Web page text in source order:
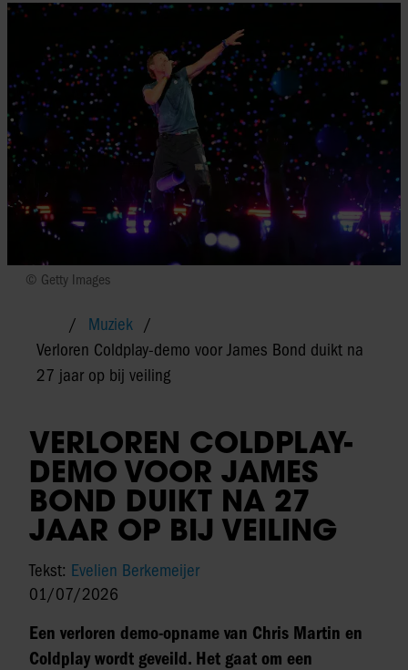
© Getty Images
Muziek
Verloren Coldplay-demo voor James Bond duikt na
27 jaar op bij veiling
VERLOREN COLDPLAY-
DEMO VOOR JAMES
BOND DUIKT NA 27
JAAR OP BIJ VEILING
Tekst: Evelien Berkemeijer
01/07/2026
Een verloren demo-opname van Chris Martin en
Coldplay wordt geveild. Het gaat om een